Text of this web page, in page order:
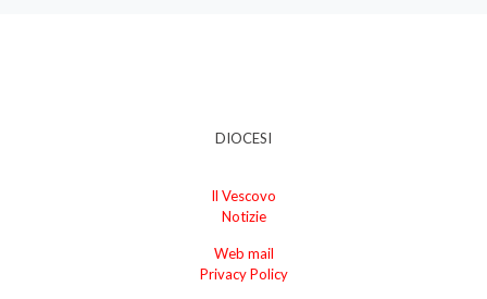
DIOCESI
Il Vescovo
Notizie
Web mail
Privacy Policy